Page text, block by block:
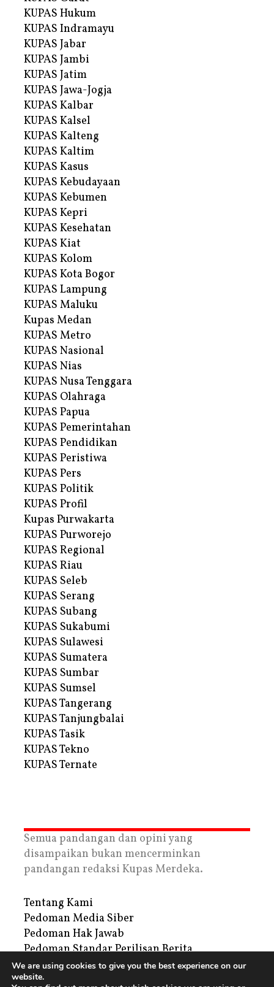
KUPAS Hukum
KUPAS Indramayu
KUPAS Jabar
KUPAS Jambi
KUPAS Jatim
KUPAS Jawa-Jogja
KUPAS Kalbar
KUPAS Kalsel
KUPAS Kalteng
KUPAS Kaltim
KUPAS Kasus
KUPAS Kebudayaan
KUPAS Kebumen
KUPAS Kepri
KUPAS Kesehatan
KUPAS Kiat
KUPAS Kolom
KUPAS Kota Bogor
KUPAS Lampung
KUPAS Maluku
Kupas Medan
KUPAS Metro
KUPAS Nasional
KUPAS Nias
KUPAS Nusa Tenggara
KUPAS Olahraga
KUPAS Papua
KUPAS Pemerintahan
KUPAS Pendidikan
KUPAS Peristiwa
KUPAS Pers
KUPAS Politik
KUPAS Profil
Kupas Purwakarta
KUPAS Purworejo
KUPAS Regional
KUPAS Riau
KUPAS Seleb
KUPAS Serang
KUPAS Subang
KUPAS Sukabumi
KUPAS Sulawesi
KUPAS Sumatera
KUPAS Sumbar
KUPAS Sumsel
KUPAS Tangerang
KUPAS Tanjungbalai
KUPAS Tasik
KUPAS Tekno
KUPAS Ternate
Semua pandangan dan opini yang
disampaikan bukan mencerminkan
pandangan redaksi Kupas Merdeka.
Tentang Kami
Pedoman Media Siber
Pedoman Hak Jawab
Pedoman Standar Perilisan Berita
Privacy Policy
Periklanan
We are using cookies to give you the best experience on our
website.